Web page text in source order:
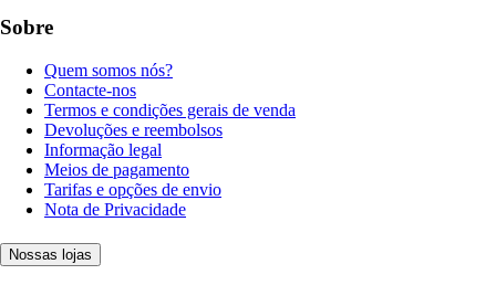
Sobre
Quem somos nós?
Contacte-nos
Termos e condições gerais de venda
Devoluções e reembolsos
Informação legal
Meios de pagamento
Tarifas e opções de envio
Nota de Privacidade
Nossas lojas